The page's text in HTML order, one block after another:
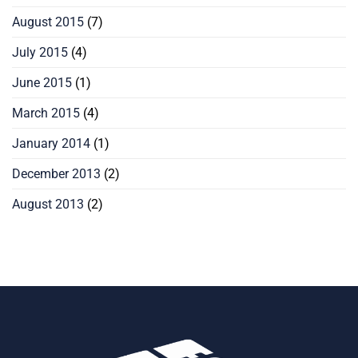
August 2015 (7)
July 2015 (4)
June 2015 (1)
March 2015 (4)
January 2014 (1)
December 2013 (2)
August 2013 (2)